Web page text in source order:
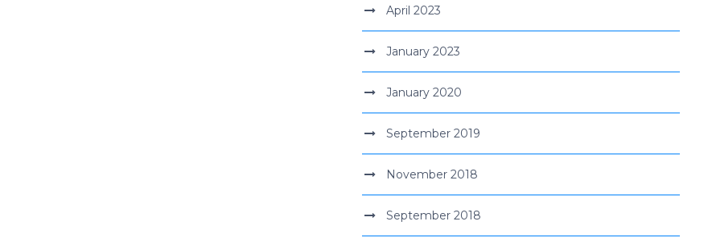
April 2023
January 2023
January 2020
September 2019
November 2018
September 2018